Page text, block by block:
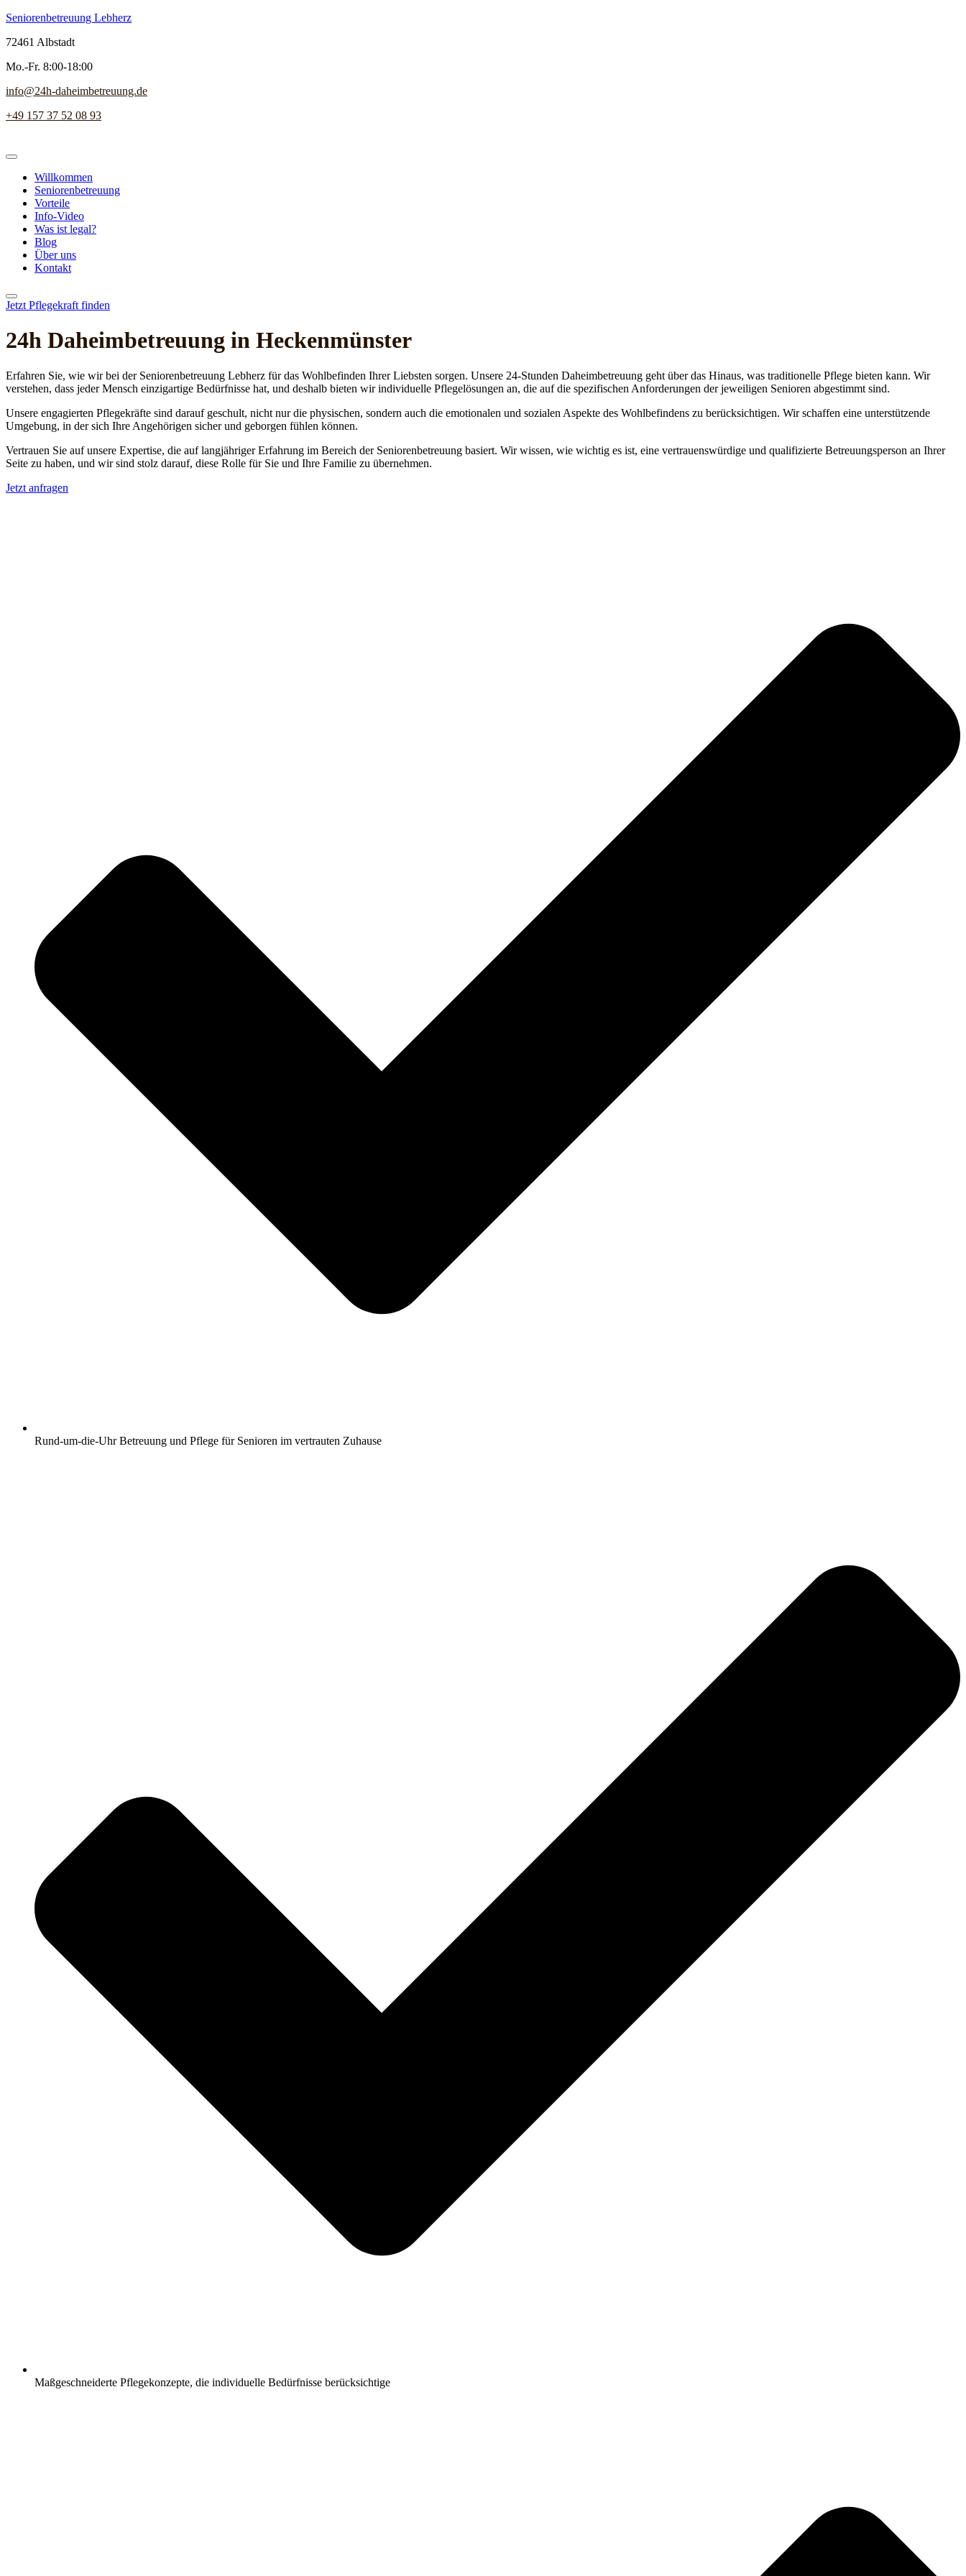
Seniorenbetreuung Lebherz
72461 Albstadt
Mo.-Fr. 8:00-18:00
info@24h-daheimbetreuung.de
+49 157 37 52 08 93
Willkommen
Seniorenbetreuung
Vorteile
Info-Video
Was ist legal?
Blog
Über uns
Kontakt
Jetzt Pflegekraft finden
24h Daheim­betreuung in Heckenmünster
Erfahren Sie, wie wir bei der Seniorenbetreuung Lebherz für das Wohlbefinden Ihrer Liebsten sorgen. Unsere 24-Stunden Daheimbetreuung geht über das Hinaus, was traditionelle Pflege bieten kann. Wir
verstehen, dass jeder Mensch einzigartige Bedürfnisse hat, und deshalb bieten wir individuelle Pflegelösungen an, die auf die spezifischen Anforderungen der jeweiligen Senioren abgestimmt sind.
Unsere engagierten Pflegekräfte sind darauf geschult, nicht nur die physischen, sondern auch die emotionalen und sozialen Aspekte des Wohlbefindens zu berücksichtigen. Wir schaffen eine unterstützende
Umgebung, in der sich Ihre Angehörigen sicher und geborgen fühlen können.
Vertrauen Sie auf unsere Expertise, die auf langjähriger Erfahrung im Bereich der Seniorenbetreuung basiert. Wir wissen, wie wichtig es ist, eine vertrauenswürdige und qualifizierte Betreuungsperson an Ihrer
Seite zu haben, und wir sind stolz darauf, diese Rolle für Sie und Ihre Familie zu übernehmen.
Jetzt anfragen
Rund-um-die-Uhr Betreuung und Pflege für Senioren im vertrauten Zuhause
Maßgeschneiderte Pflegekonzepte, die individuelle Bedürfnisse berücksichtige